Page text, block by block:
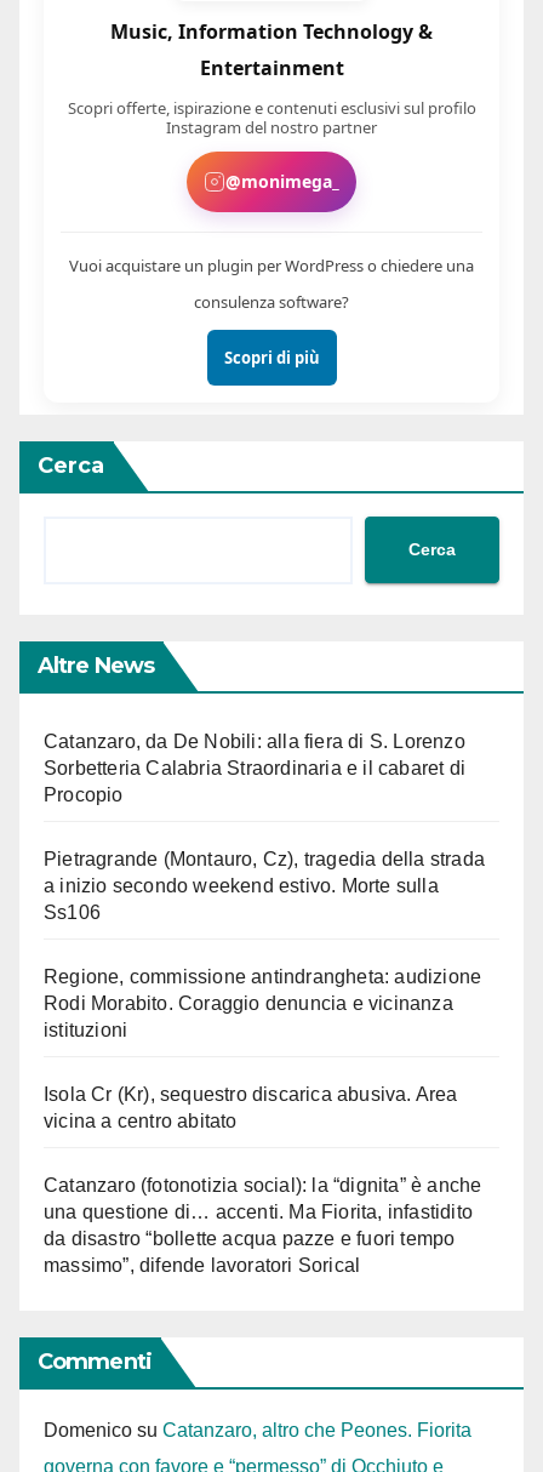
Cerca
Cerca
Altre News
Catanzaro, da De Nobili: alla fiera di S. Lorenzo
Sorbetteria Calabria Straordinaria e il cabaret di
Procopio
Pietragrande (Montauro, Cz), tragedia della strada
a inizio secondo weekend estivo. Morte sulla
Ss106
Regione, commissione antindrangheta: audizione
Rodi Morabito. Coraggio denuncia e vicinanza
istituzioni
Isola Cr (Kr), sequestro discarica abusiva. Area
vicina a centro abitato
Catanzaro (fotonotizia social): la “dignita” è anche
una questione di… accenti. Ma Fiorita, infastidito
da disastro “bollette acqua pazze e fuori tempo
massimo”, difende lavoratori Sorical
Commenti
Domenico su Catanzaro, altro che Peones. Fiorita
governa con favore e “permesso” di Occhiuto e
Music, Information Technology &
Entertainment
Scopri offerte, ispirazione e contenuti esclusivi sul profilo
Instagram del nostro partner
@monimega_
Vuoi acquistare un plugin per WordPress o chiedere una
consulenza software?
Scopri di più